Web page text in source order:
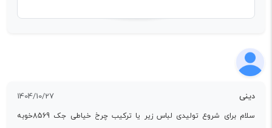
دینی 1404/10/27
سلام برای شروع تولیدی لباس زیر یا ترکیب چرخ خیاطی جک 8569خوبه